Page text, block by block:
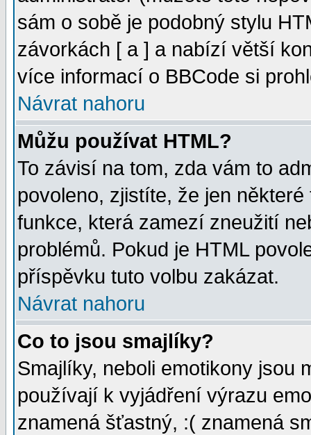
sám o sobě je podobný stylu
závorkách [ a ] a nabízí větší
více informací o BBCode si
Návrat nahoru
Můžu používat HTML?
To závisí na tom, zda vám to
povoleno, zjistíte, že jen
funkce, která zamezí zneužití
problémů. Pokud je HTML
příspěvku tuto volbu zakázat.
Návrat nahoru
Co to jsou smajlíky?
Smajlíky, neboli emotikony jsou
používají k vyjádření výrazu
znamená šťastný, :( znamená